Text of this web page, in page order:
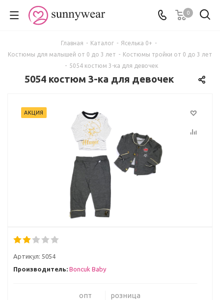
0
Главная - Каталог - Яселька 0+ -
Костюмы для малышей от 0 до 3 лет - Костюмы тройки от 0 до 3 лет
- 5054 костюм 3-ка для девочек
5054 костюм 3-ка для девочек
АКЦИЯ
Артикул: 5054
Производитель: Boncuk Baby
опт розница